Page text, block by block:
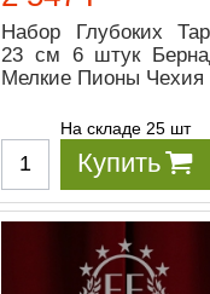
Набор Глубоких
23 см 6 штук
Мелкие Пионы Чехия
На складе 25 шт
Купить